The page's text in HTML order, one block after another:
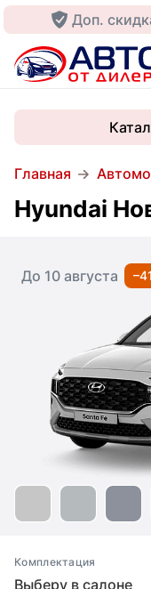
Доп.
Главная
Hyundai
До 10 августа
Выберу в салоне
Комплектация